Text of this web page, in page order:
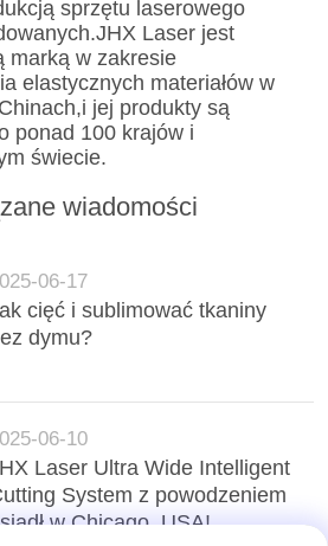
sprzętu laserowego
Laser jest
marką w zakresie
elastycznych materiałów w
jej produkty są
ponad 100 krajów i
świecie.
wiadomości
06-17
cięć i sublimować tkaniny
dymu?
06-10
Laser Ultra Wide Intelligent
System z powodzeniem
w Chicago, USA!